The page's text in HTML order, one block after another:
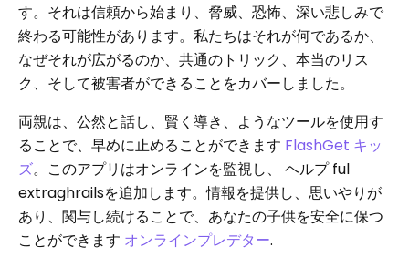
す。それは信頼から始まり、脅威、恐怖、深い悲しみで
終わる可能性があります。私たちはそれが何であるか、
なぜそれが広がるのか、共通のトリック、本当のリス
ク、そして被害者ができることをカバーしました。
両親は、公然と話し、賢く導き、ようなツールを使用す
ることで、早めに止めることができます FlashGet キッ
ズ。このアプリはオンラインを監視し、 ヘルプ ful
extraghrailsを追加します。情報を提供し、思いやりが
あり、関与し続けることで、あなたの子供を安全に保つ
ことができます オンラインプレデター.